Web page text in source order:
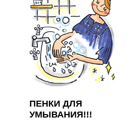
ПЕНКИ ДЛЯ
УМЫВАНИЯ!!!